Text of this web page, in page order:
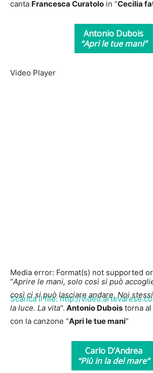
canta Francesca Curatolo in “Cecilia
Antonio Dubois
“Apri le tue mani”
Video Player
Media error: Format(s) not supported
Scarica il file: http://
“Aprire le mani, solo così si può
così ci si può lasciare andare. Noi
la luce. La vita“. Antonio Dubois torna
con la canzone “Apri le tue mani”
Carlo D’Andrea
“Più in la del mare”